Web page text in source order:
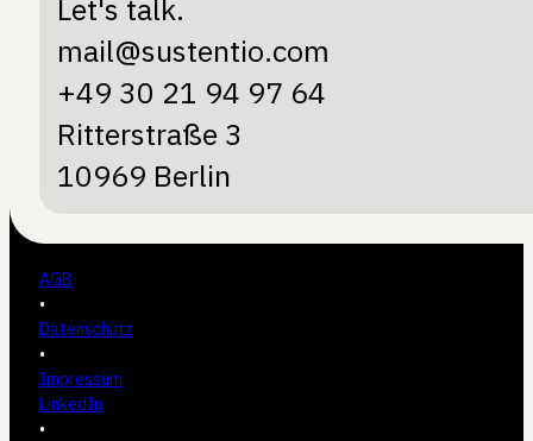
Let's talk.
mail@sustentio.com
+49 30 21 94 97 64
Ritterstraße 3
10969 Berlin
AGB
•
Datenschutz
•
Impressum
LinkedIn
•